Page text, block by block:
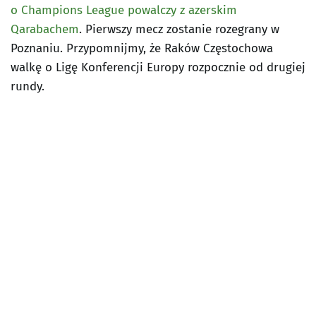
o Champions League powalczy z azerskim
Qarabachem. Pierwszy mecz zostanie rozegrany w
Poznaniu. Przypomnijmy, że Raków Częstochowa
walkę o Ligę Konferencji Europy rozpocznie od drugiej
rundy.